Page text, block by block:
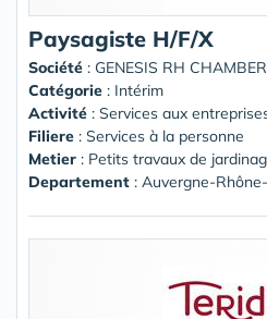
Paysagiste H/F/X
Société : GENESIS RH
Catégorie : Intérim
Activité : Services aux
Filiere : Services à la personne
Metier : Petits travaux de
Departement : Auvergne-